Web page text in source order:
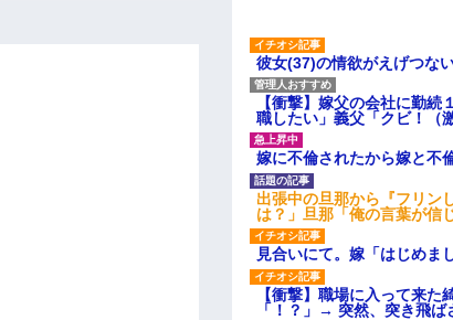
彼女(37)の情欲がえげつな
【衝撃】嫁父の会社に勤
職したい」義父「クビ！（
嫁に不倫されたから嫁と不
出張中の旦那から『フリン
は？」旦那「俺の言葉が
見合いにて。嫁「はじめま
【衝撃】職場に入って来
「！？」→ 突然、突き飛